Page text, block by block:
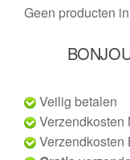
Geen producten
Veilig betalen
Verzendkosten
Verzendkosten